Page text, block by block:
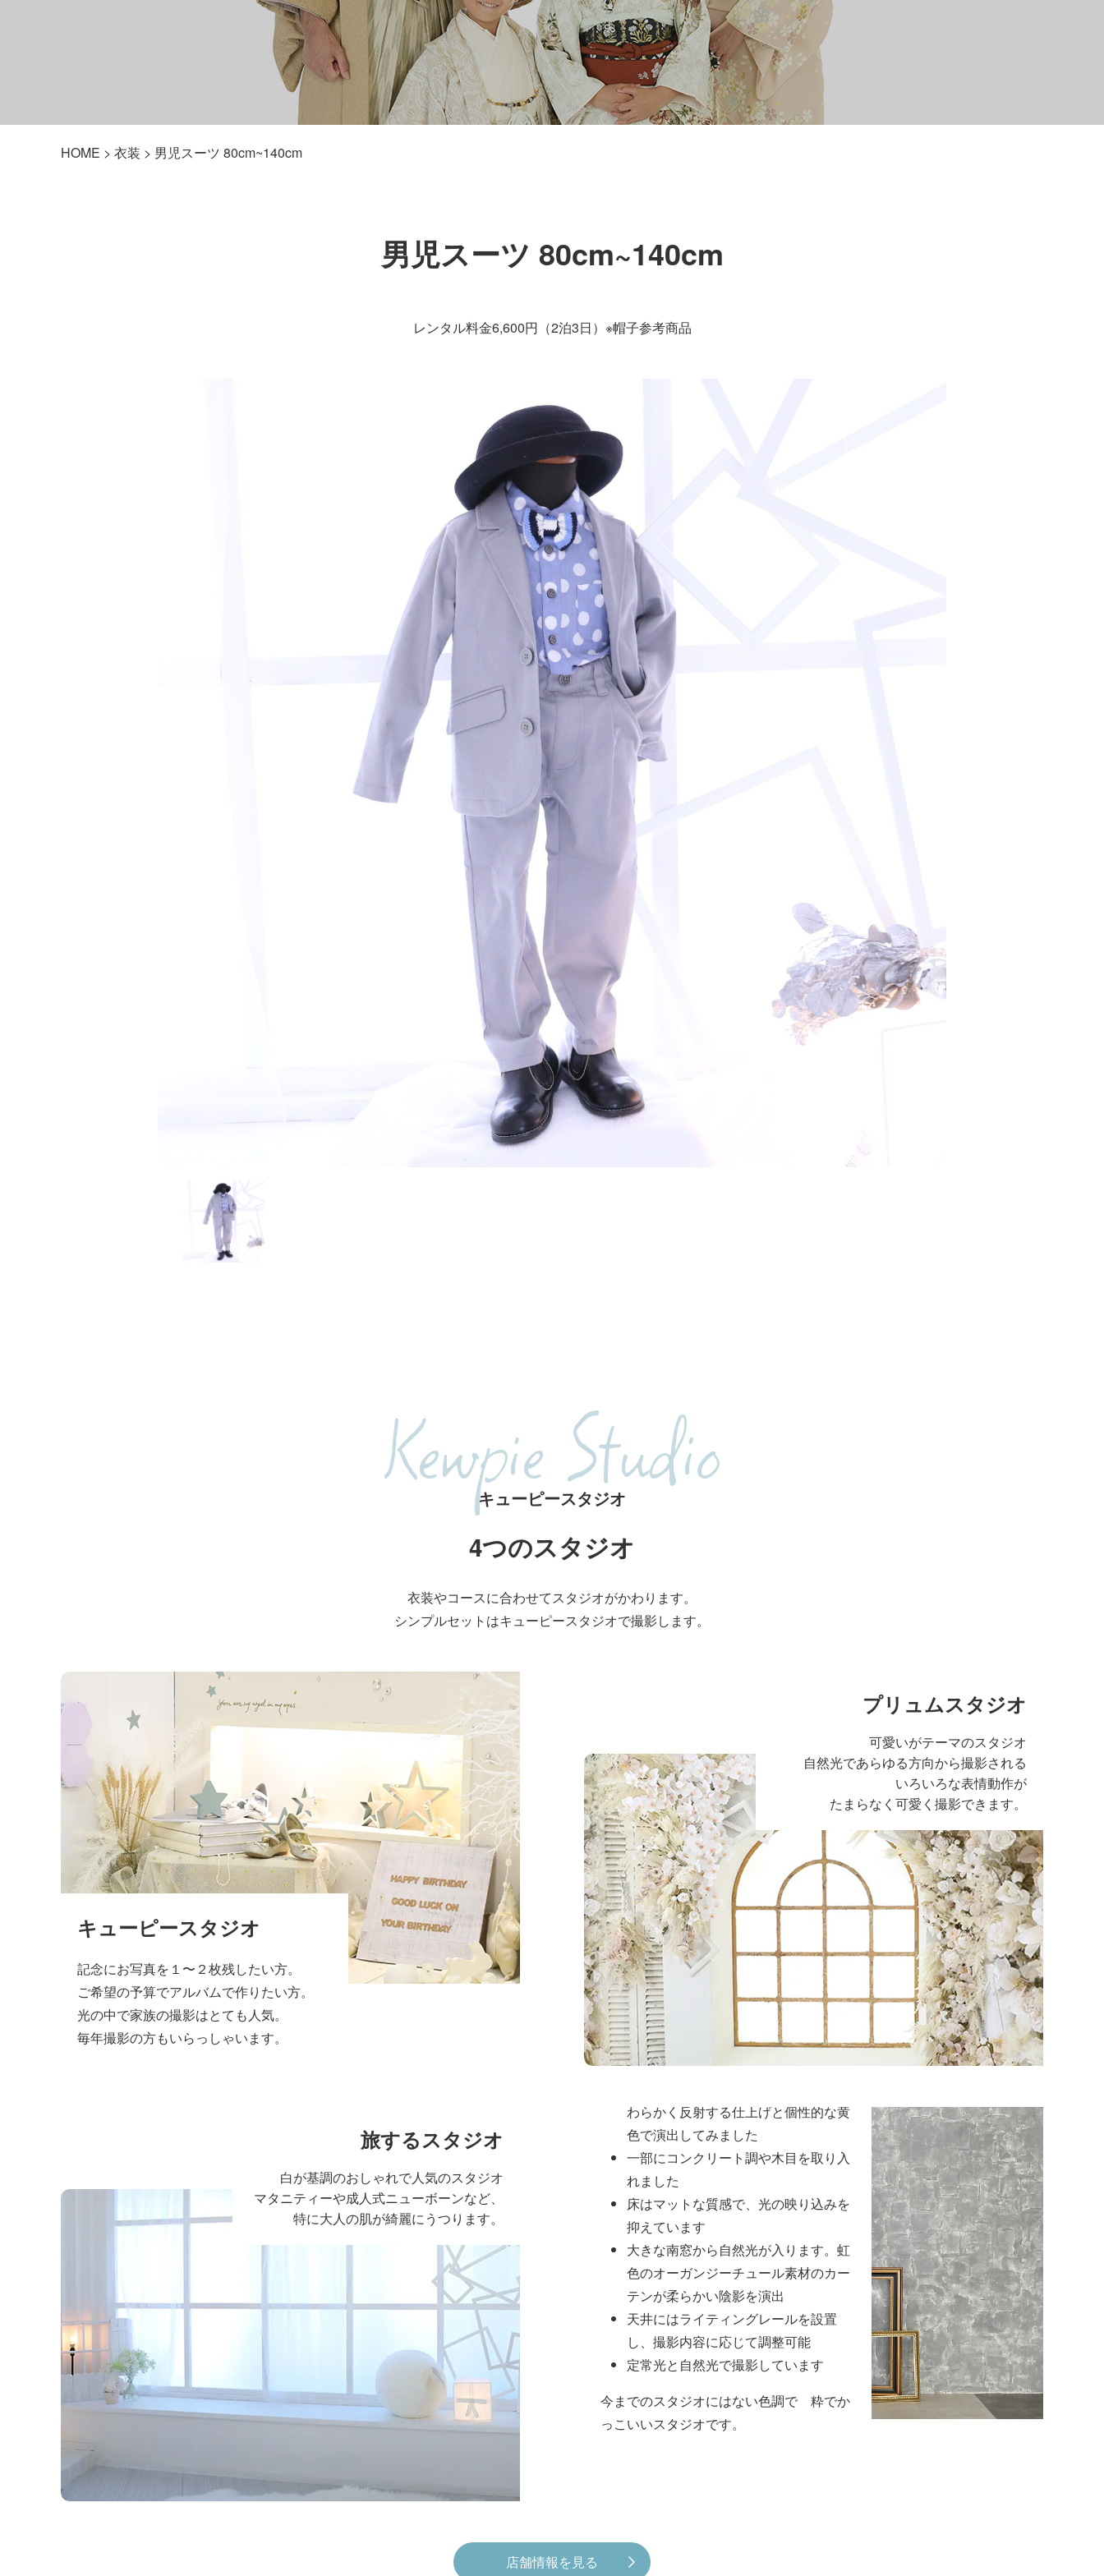
HOME > 衣装 > 男児スーツ 80cm~140cm
男児スーツ 80cm~140cm
レンタル料金6,600円（2泊3日）※帽子参考商品
Kewpie Studio
キューピースタジオ
4つのスタジオ
衣装やコースに合わせてスタジオがかわります。
シンプルセットはキューピースタジオで撮影します。
キューピースタジオ
記念にお写真を１〜２枚残したい方。
ご希望の予算でアルバムで作りたい方。
光の中で家族の撮影はとても人気。
毎年撮影の方もいらっしゃいます。
プリュムスタジオ
可愛いがテーマのスタジオ
自然光であらゆる方向から撮影される
いろいろな表情動作が
たまらなく可愛く撮影できます。
旅するスタジオ
白が基調のおしゃれで人気のスタジオ
マタニティーや成人式ニューボーンなど、
特に大人の肌が綺麗にうつります。
リルスタジオ
シンプルで清潔感のある広い空間のスタジ
オです
天井も3メートルの高さで写真に広さを感
じさせます
全体の雰囲気
スタジオ全体は
シンプルで清潔感のある空
間を基調とし、被写体が最も美しく引き立
つようデザインされています。
わらかく反射する仕上げと個性的な黄
色で演出してみました
一部にコンクリート調や木目を取り入
れました
床はマットな質感で、光の映り込みを
抑えています
大きな南窓から自然光が入ります。虹
色のオーガンジーチュール素材のカー
テンが柔らかい陰影を演出
天井にはライティングレールを設置
し、撮影内容に応じて調整可能
定常光と自然光で撮影しています
今までのスタジオにはない色調で 粋でか
っこいいスタジオです。
店舗情報を見る